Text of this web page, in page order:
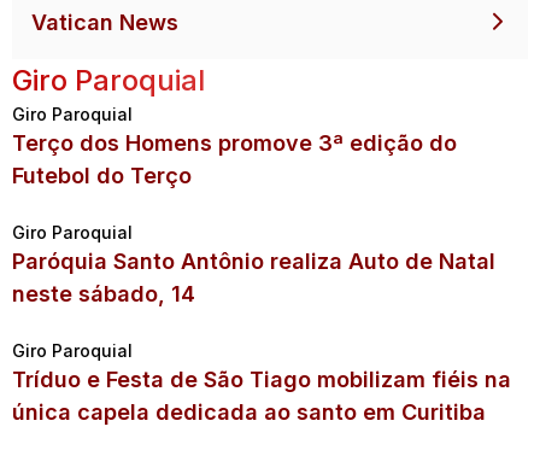
Vatican News
Giro Paroquial
Giro Paroquial
Terço dos Homens promove 3ª edição do
Futebol do Terço
Giro Paroquial
Paróquia Santo Antônio realiza Auto de Natal
neste sábado, 14
Giro Paroquial
Tríduo e Festa de São Tiago mobilizam fiéis na
única capela dedicada ao santo em Curitiba